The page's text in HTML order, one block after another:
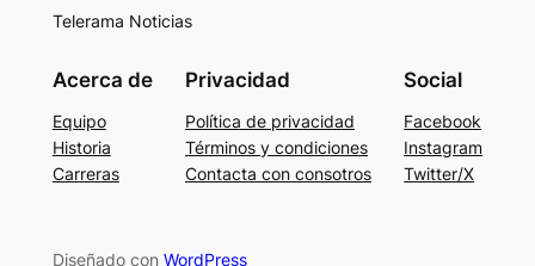
Telerama Noticias
Acerca de
Equipo
Historia
Carreras
Privacidad
Política de privacidad
Términos y condiciones
Contacta con consotros
Social
Facebook
Instagram
Twitter/X
Diseñado con WordPress